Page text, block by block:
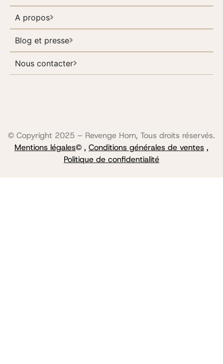
A propos
Blog et presse
Nous contacter
© Copyright 2025 – Revenge Hom, Tous droits réservés.
Mentions légales© , Conditions générales de ventes ,
Politique de confidentialité